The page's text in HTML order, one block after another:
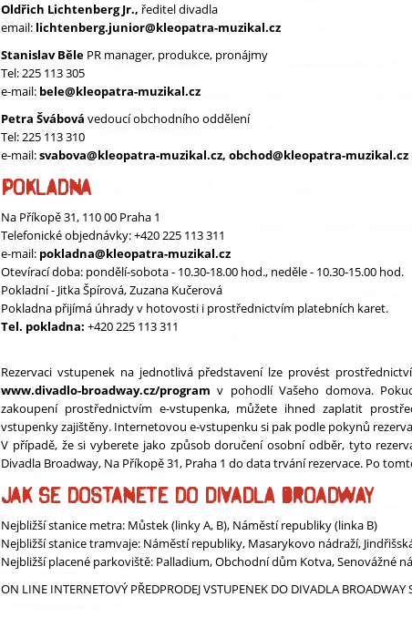
Oldřich Lichtenberg Jr., ředitel divadla
email: lichtenberg.junior@kleopatra-muzikal.cz
Stanislav Běle PR manager, produkce, pronájmy
Tel: 225 113 305
e-mail: bele@kleopatra-muzikal.cz
Petra Švábová vedoucí obchodního oddělení
Tel: 225 113 310
e-mail:svabova@kleopatra-muzikal.cz, obchod@kleopatra-muzikal.cz
POKLADNA
Na Příkopě 31, 110 00 Praha 1
Telefonické objednávky: +420 225 113 311
e-mail: pokladna@kleopatra-muzikal.cz
Otevírací doba: pondělí-sobota - 10.30-18.00 hod., neděle - 10.30-15.00 hod.
Pokladní - Jitka Špírová, Zuzana Kučerová
Pokladna přijímá úhrady v hotovosti i prostřednictvím platebních karet.
Tel. pokladna: +420 225 113 311
Rezervaci vstupenek na jednotlivá představení lze provést
www.divadlo-broadway.cz/program v pohodlí Vašeho domova.
zakoupení prostřednictvím e-vstupenka, můžete ihned zaplatit
vstupenky zajištěny. Internetovou e-vstupenku si pak podle pokynů
V případě, že si vyberete jako způsob doručení osobní odběr, tyto
Divadla Broadway, Na Příkopě 31, Praha 1 do data trvání rezervace. Po
JAK SE DOSTANETE DO DIVADLA BROADWAY
Nejbližší stanice metra: Můstek (linky A, B), Náměstí republiky (linka B)
Nejbližší stanice tramvaje: Náměstí republiky, Masarykovo nádraží,
Nejbližší placené parkoviště: Palladium, Obchodní dům Kotva, Senovážné
ON LINE INTERNETOVÝ PŘEDPRODEJ VSTUPENEK DO DIVADLA